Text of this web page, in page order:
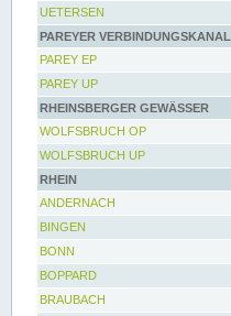
UETERSEN
PAREYER VERBINDUNGSKANAL
PAREY EP
PAREY UP
RHEINSBERGER GEWÄSSER
WOLFSBRUCH OP
WOLFSBRUCH UP
RHEIN
ANDERNACH
BINGEN
BONN
BOPPARD
BRAUBACH